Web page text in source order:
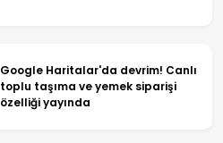
Google Haritalar'da devrim! Canlı
toplu taşıma ve yemek siparişi
özelliği yayında